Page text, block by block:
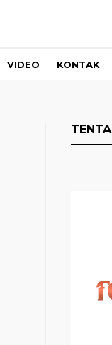
VIDEO KONTAK